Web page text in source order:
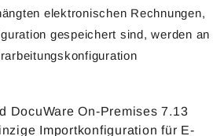
elektronischen Rechnungen,
gespeichert sind, werden an
DocuWare On-Premises 7.13
Importkonfiguration für E-